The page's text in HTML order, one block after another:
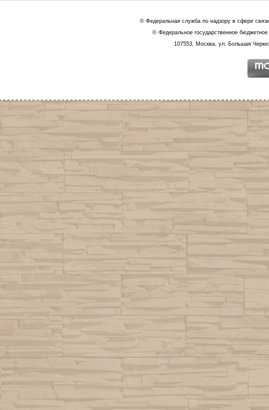
© Федеральная служба по надзору в сфере
© Федеральное государственное
107553, Москва, ул. Большая